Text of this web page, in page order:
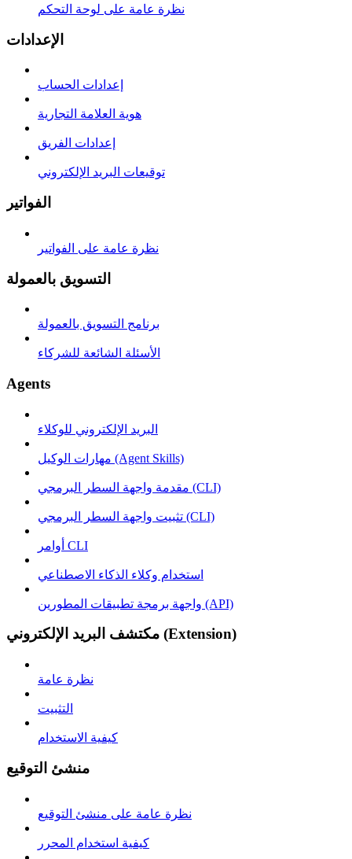
نظرة عامة على لوحة التحكم
الإعدادات
إعدادات الحساب
هوية العلامة التجارية
إعدادات الفريق
توقيعات البريد الإلكتروني
الفواتير
نظرة عامة على الفواتير
التسويق بالعمولة
برنامج التسويق بالعمولة
الأسئلة الشائعة للشركاء
Agents
البريد الإلكتروني للوكلاء
مهارات الوكيل (Agent Skills)
مقدمة واجهة السطر البرمجي (CLI)
تثبيت واجهة السطر البرمجي (CLI)
أوامر CLI
استخدام وكلاء الذكاء الاصطناعي
واجهة برمجة تطبيقات المطورين (API)
مكتشف البريد الإلكتروني (Extension)
نظرة عامة
التثبيت
كيفية الاستخدام
منشئ التوقيع
نظرة عامة على منشئ التوقيع
كيفية استخدام المحرر